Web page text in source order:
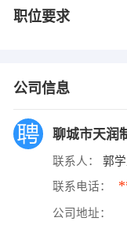
职位要求
公司信息
聊城市天润
联系人： 郭
联系电话：
公司地址：